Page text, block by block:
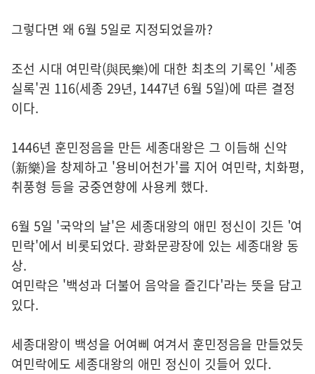
그렇다면 왜 6월 5일로 지정되었을까?
조선 시대 여민락(與民樂)에 대한 최초의 기록인 '세종
실록'권 116(세종 29년, 1447년 6월 5일)에 따른 결정
이다.
1446년 훈민정음을 만든 세종대왕은 그 이듬해 신악
(新樂)을 창제하고 '용비어천가'를 지어 여민락, 치화평,
취풍형 등을 궁중연향에 사용케 했다.
6월 5일 '국악의 날'은 세종대왕의 애민 정신이 깃든 '여
민락'에서 비롯되었다. 광화문광장에 있는 세종대왕 동
상.
여민락은 '백성과 더불어 음악을 즐긴다'라는 뜻을 담고
있다.
세종대왕이 백성을 어여삐 여겨서 훈민정음을 만들었듯
여민락에도 세종대왕의 애민 정신이 깃들어 있다.